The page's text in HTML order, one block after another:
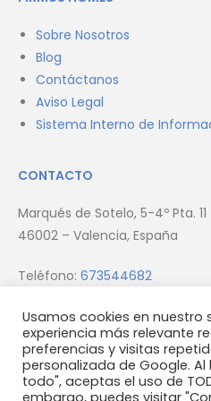
Sobre Nosotros
Blog
Contáctanos
Aviso Legal
Sistema Interno de
CONTACTO
Marqués de Sotelo, 5-4º Pta. 11
46002 – Valencia, España
Teléfono: 673544682
Email:info@firmus.es
Usamos cookies en nuestro
experiencia más relevante
preferencias y visitas
personalizada de Google.
todo", aceptas el uso de
embargo, puedes visitar